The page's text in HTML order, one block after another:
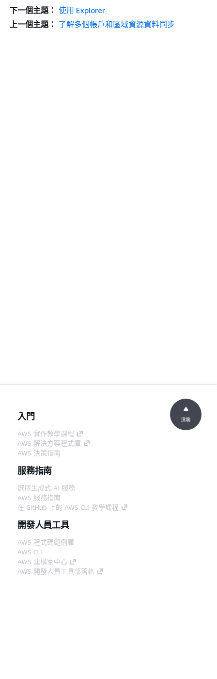
下一個主題： 使用 Explorer
上一個主題： 了解多個帳戶和區域資源資料同步
入門
AWS 實作教學課程
AWS 解決方案程式庫
AWS 決策指南
服務指南
選擇生成式 AI 服務
AWS 服務指南
在 GitHub 上的 AWS CLI 教學課程
開發人員工具
AWS 程式碼範例庫
AWS CLI
AWS 建構家中心
AWS 開發人員工具部落格
頂端